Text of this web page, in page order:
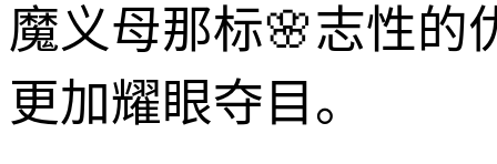
魔义母那标🌸志性的
更加耀眼夺目。